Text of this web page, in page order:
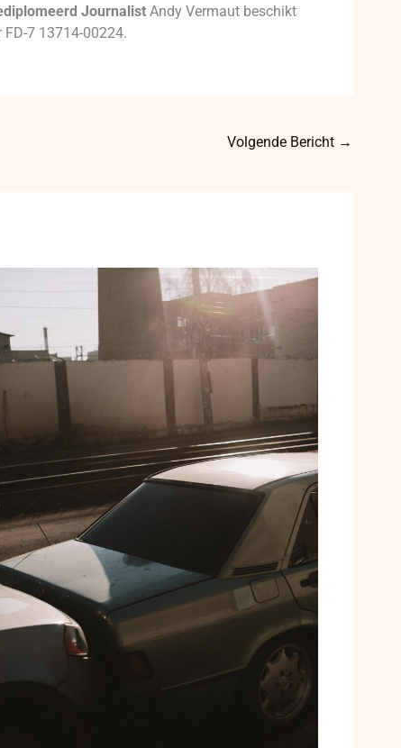
Journalist Andy Vermaut beschikt
7 13714-00224.
Volgende Bericht →